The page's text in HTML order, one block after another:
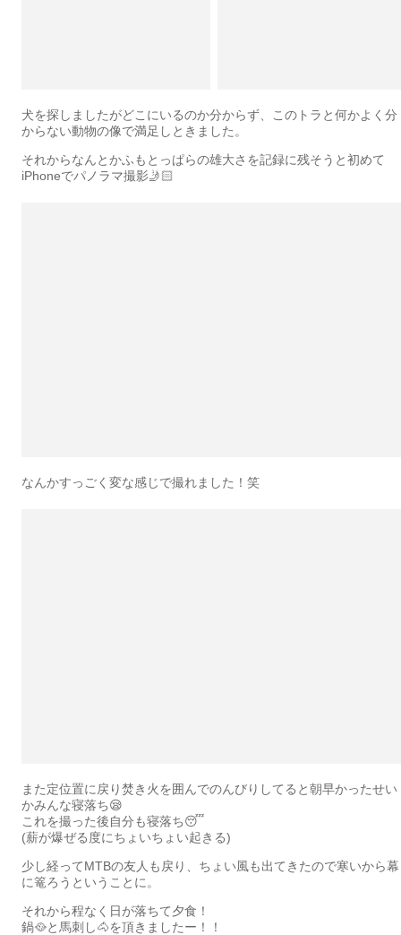
犬を探しましたがどこにいるのか分からず、このトラと何かよく分
からない動物の像で満足しときました。
それからなんとかふもとっぱらの雄大さを記録に残そうと初めて
iPhoneでパノラマ撮影🤳🏻
なんかすっごく変な感じで撮れました！笑
また定位置に戻り焚き火を囲んでのんびりしてると朝早かったせい
かみんな寝落ち😪
これを撮った後自分も寝落ち😴
(薪が爆ぜる度にちょいちょい起きる)
少し経ってMTBの友人も戻り、ちょい風も出てきたので寒いから幕
に篭ろうということに。
それから程なく日が落ちて夕食！
鍋🥘と馬刺し🐴を頂きましたー！！